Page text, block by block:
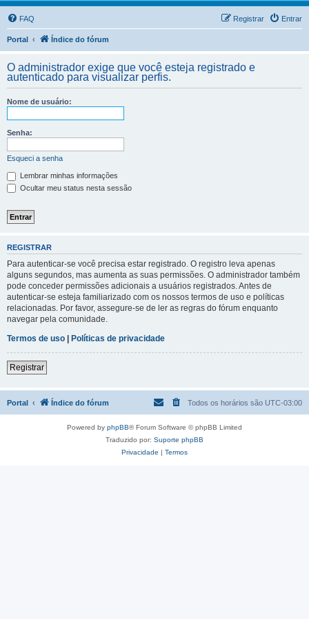
FAQ Entrar
Registrar
Portal Índice do fórum
O administrador exige que você esteja registrado e
autenticado para visualizar perfis.
Nome de usuário:
Senha:
Esqueci a senha
Lembrar minhas informações
Ocultar meu status nesta sessão
REGISTRAR
Para autenticar-se você precisa estar registrado. O registro leva apenas
alguns segundos, mas aumenta as suas permissões. O administrador também
pode conceder permissões adicionais a usuários registrados. Antes de
autenticar-se esteja familiarizado com os nossos termos de uso e políticas
relacionadas. Por favor, assegure-se de ler as regras do fórum enquanto
navegar pela comunidade.
Termos de uso | Políticas de privacidade
Registrar
Portal Índice do fórum Todos os horários são UTC-03:00
Powered by phpBB® Forum Software © phpBB Limited
Traduzido por: Suporte phpBB
Privacidade | Termos